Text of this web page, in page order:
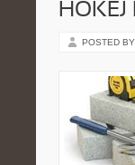
HOKEJ
POSTED